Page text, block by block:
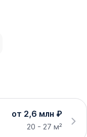
от 2,6 млн ₽
20 - 27 м²